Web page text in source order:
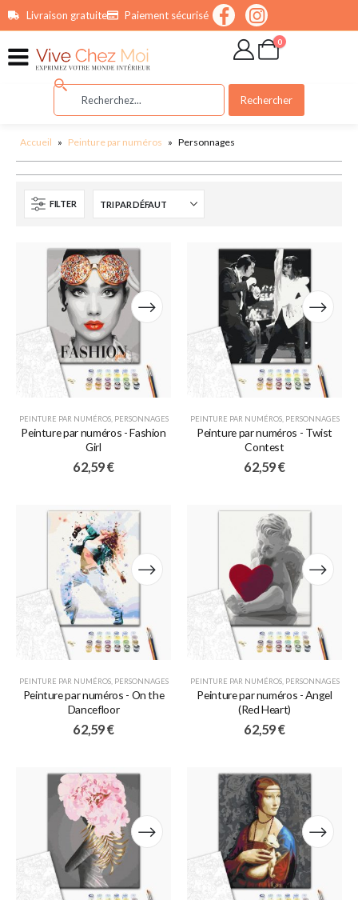
principalLivraison gratuite Paiement sécurisé
0
Rechercher
Accueil » Peinture par numéros » Personnages
FILTER
PEINTURE PAR NUMÉROS, PERSONNAGES
Peinture par numéros - Fashion
Girl
62,59€
PEINTURE PAR NUMÉROS, PERSONNAGES
Peinture par numéros - Twist
Contest
62,59€
PEINTURE PAR NUMÉROS, PERSONNAGES
Peinture par numéros - On the
Dancefloor
62,59€
PEINTURE PAR NUMÉROS, PERSONNAGES
Peinture par numéros - Angel
(Red Heart)
62,59€